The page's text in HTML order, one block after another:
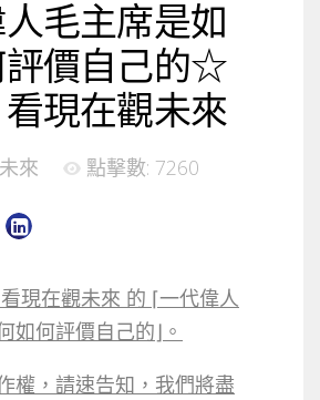
毛主席是如
評價自己的☆
現在觀未來
來 點擊數: 7260
現在觀未來 的 ⌈一代偉人
如何評價自己的⌋。
權，請速告知，我們將盡